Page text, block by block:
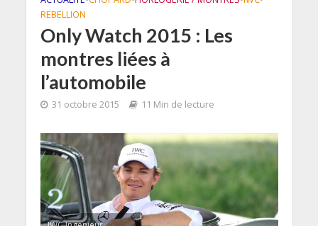
REBELLION
Only Watch 2015 : Les
montres liées à
l’automobile
31 octobre 2015 11 Min de lecture